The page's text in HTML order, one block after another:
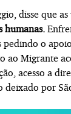
disse que
humanas.
o
Migrante
acesso a
por